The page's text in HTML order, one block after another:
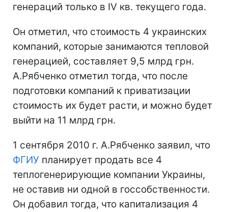
генераций только в IV кв. текущего года.
Он отметил, что стоимость 4 украинских
компаний, которые занимаются тепловой
генерацией, составляет 9,5 млрд грн.
А.Рябченко отметил тогда, что после
подготовки компаний к приватизации
стоимость их будет расти, и можно будет
выйти на 11 млрд грн.
1 сентября 2010 г. А.Рябченко заявил, что
ФГИУ планирует продать все 4
теплогенерирующие компании Украины,
не оставив ни одной в госсобственности.
Он добавил тогда, что капитализация 4